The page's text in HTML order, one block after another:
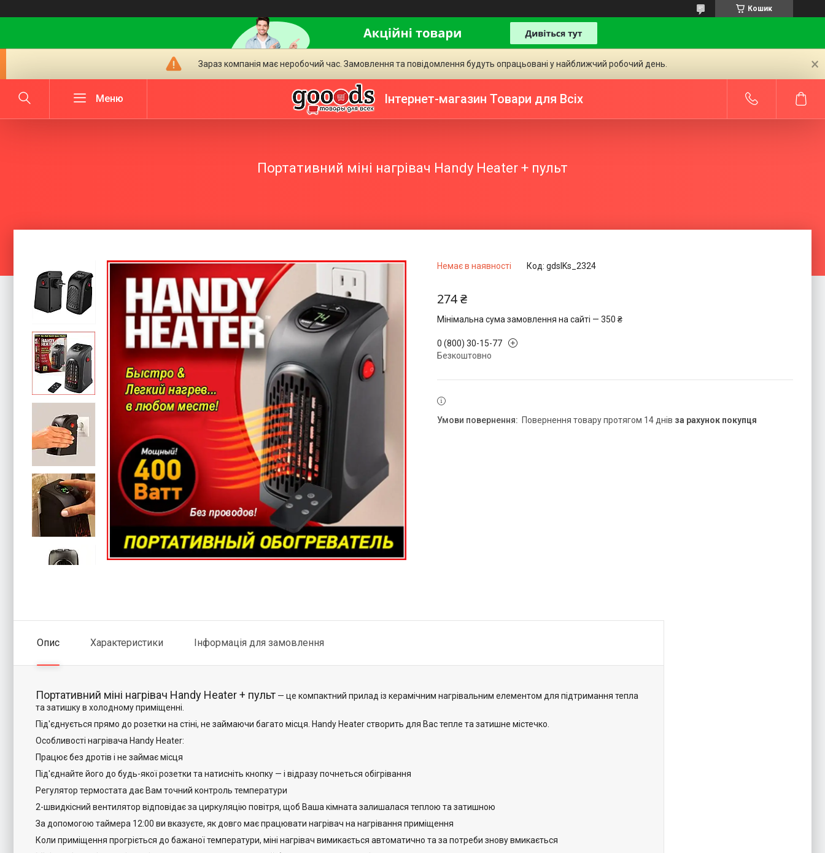
Кошик
Зараз компанія має неробочий час. Замовлення та повідомлення будуть опрацьовані у найближчий робочий день.
Інтернет-магазин Товари для Всіх
Портативний міні нагрівач Handy Heater + пульт
Немає в наявності Код: gdsIKs_2324
274 ₴
Мінімальна сума замовлення на сайті — 350 ₴
0 (800) 30-15-77
Безкоштовно
повернення товару протягом 14 днів за рахунок покупця
Опис Характеристики Інформація для замовлення
Портативний міні нагрівач Handy Heater + пульт — це компактний прилад із керамічним нагрівальним елементом для підтримання тепла
та затишку в холодному приміщенні.
Під'єднується прямо до розетки на стіні, не займаючи багато місця. Handy Heater створить для Вас тепле та затишне містечко.
Особливості нагрівача Handy Heater:
Працює без дротів і не займає місця
Під'єднайте його до будь-якої розетки та натисніть кнопку — і відразу почнеться обігрівання
Регулятор термостата дає Вам точний контроль температури
2-швидкісний вентилятор відповідає за циркуляцію повітря, щоб Ваша кімната залишалася теплою та затишною
За допомогою таймера 12:00 ви вказуєте, як довго має працювати нагрівач на нагрівання приміщення
Коли приміщення прогріється до бажаної температури, міні нагрівач вимикається автоматично та за потреби знову вмикається